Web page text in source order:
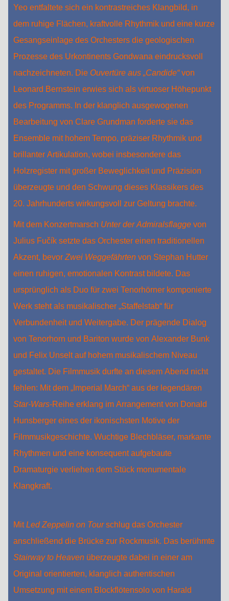
Yeo entfaltete sich ein kontrastreiches Klangbild, in
dem ruhige Flächen, kraftvolle Rhythmik und eine kurze
Gesangseinlage des Orchesters die geologischen
Prozesse des Urkontinents Gondwana eindrucksvoll
nachzeichneten. Die Ouvertüre aus „Candide“von
Leonard Bernstein erwies sich als virtuoser Höhepunkt
des Programms. In der klanglich ausgewogenen
Bearbeitung von Clare Grundman forderte sie das
Ensemble mit hohem Tempo, präziser Rhythmik und
brillanter Artikulation, wobei insbesondere das
Holzregister mit großer Beweglichkeit und Präzision
überzeugte und den Schwung dieses Klassikers des
20. Jahrhunderts wirkungsvoll zur Geltung brachte.
Mit dem Konzertmarsch Unter der Admiralsflagge von
Julius Fučík setzte das Orchester einen traditionellen
Akzent, bevorZwei Weggefährten von Stephan Hutter
einen ruhigen, emotionalen Kontrast bildete. Das
ursprünglich als Duo für zwei Tenorhörner komponierte
Werk steht als musikalischer „Staffelstab“ für
Verbundenheit und Weitergabe. Der prägende Dialog
von Tenorhorn und Bariton wurde von Alexander Bunk
und Felix Unselt auf hohem musikalischem Niveau
gestaltet. Die Filmmusik durfte an diesem Abend nicht
fehlen: Mit dem „Imperial March“ aus der legendären
Star‑Wars-Reihe erklang im Arrangement von Donald
Hunsberger eines der ikonischsten Motive der
Filmmusikgeschichte. Wuchtige Blechbläser, markante
Rhythmen und eine konsequent aufgebaute
Dramaturgie verliehen dem Stück monumentale
Klangkraft.
MitLed Zeppelin on Tourschlug das Orchester
anschließend die Brücke zur Rockmusik. Das berühmte
Stairway to Heaven überzeugte dabei in einer am
Original orientierten, klanglich authentischen
Umsetzung mit einem Blockflötensolo von Harald